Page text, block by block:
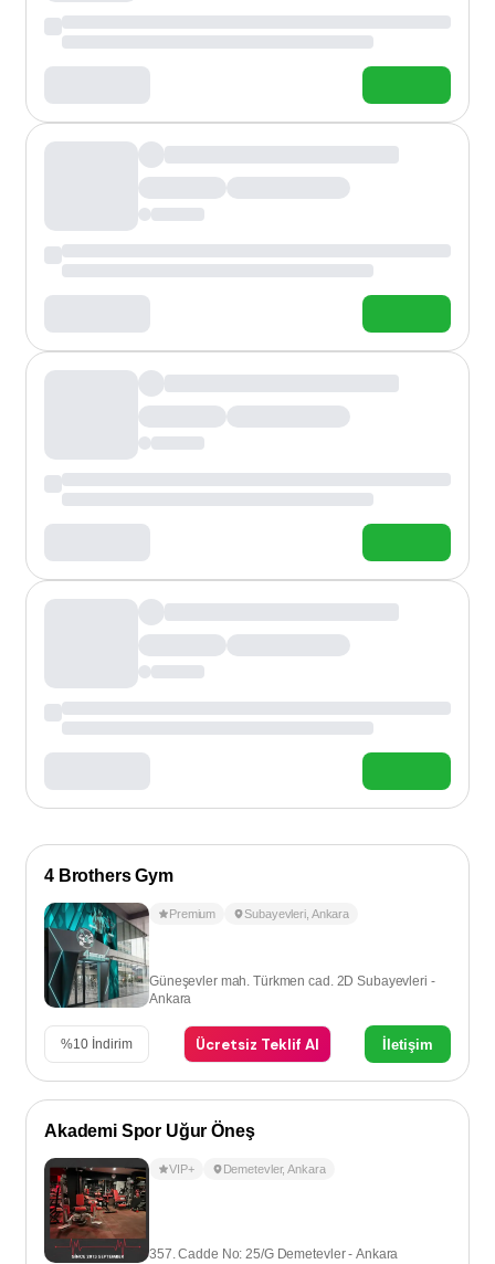
4 Brothers Gym
Premium Subayevleri Ankara
Güneşevler mah. Türkmen cad. 2D Subayevleri -
Ankara
%10 İndirim Ücretsiz Teklif Al İletişim
Akademi Spor Uğur Öneş
VIP+ Demetevler,Ankara
357. Cadde No: 25/G Demetevler - Ankara